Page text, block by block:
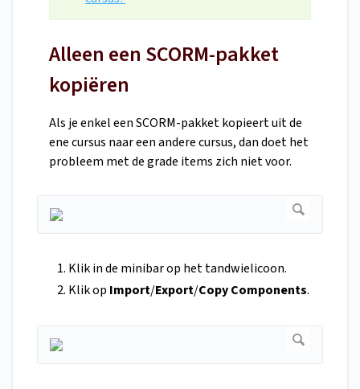
Alleen een SCORM-pakket
kopiëren
Als je enkel een SCORM-pakket kopieert uit de
ene cursus naar een andere cursus, dan doet het
probleem met de grade items zich niet voor.
Klik in de minibar op het tandwielicoon.
Klik op Import/Export/Copy Components.